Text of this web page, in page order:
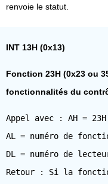
renvoie le statut.
INT 13H (0x13)
Fonction 23H (0x23 ou
fonctionnalités du
Appel avec : AH = 23H
AL = numéro de
DL = numéro de
Retour : Si la